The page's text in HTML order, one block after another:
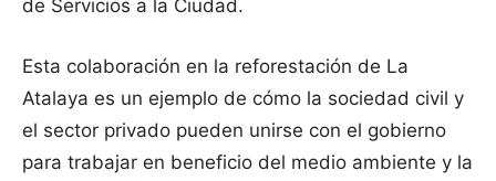
de Servicios a la Ciudad.
Esta colaboración en la reforestación de La
Atalaya es un ejemplo de cómo la sociedad civil y
el sector privado pueden unirse con el gobierno
para trabajar en beneficio del medio ambiente y la